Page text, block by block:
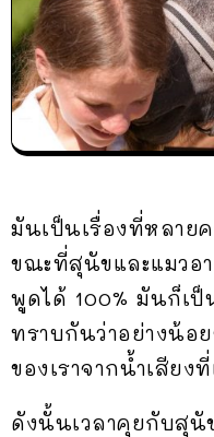
มันเป็นเรื่องที่หลาย
ขณะที่สุนัขและแมวอา
พูดได้ 100% มันก็เ
ทราบกันว่าอย่างน้อ
ของเราจากน้ำเสียงที่
ดังนั้นเวลาคุยกับสุนั